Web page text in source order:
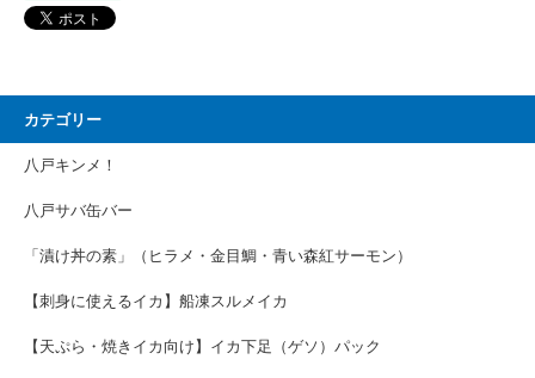
カテゴリー
八戸キンメ！
八戸サバ缶バー
「漬け丼の素」（ヒラメ・金目鯛・青い森紅サーモン）
【刺身に使えるイカ】船凍スルメイカ
【天ぷら・焼きイカ向け】イカ下足（ゲソ）パック